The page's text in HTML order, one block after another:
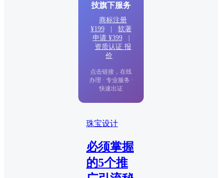
技旗下服务
商标注册
¥199
软著
申请 ¥399
资质认证 报
价
点击链接，在线
办理 · 专业服务 ·
快速出证
珠宝设计
必须掌握
的5个推